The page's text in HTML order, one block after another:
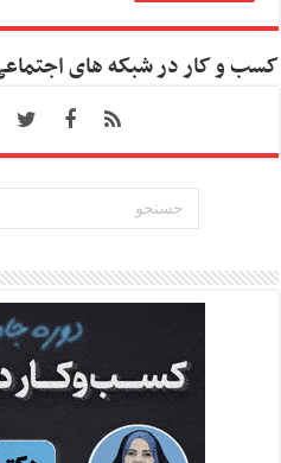
کسب و کار در شبکه های